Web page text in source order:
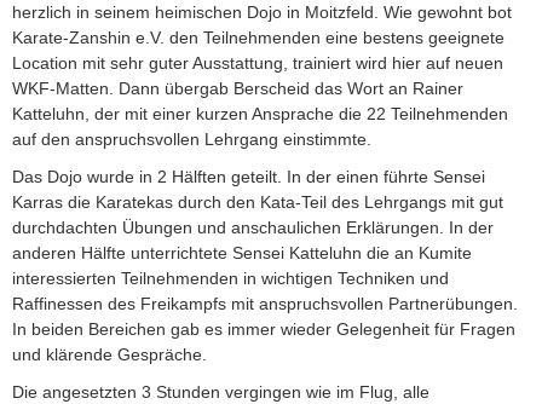
herzlich in seinem heimischen Dojo in Moitzfeld. Wie gewohnt bot
Karate-Zanshin e.V. den Teilnehmenden eine bestens geeignete
Location mit sehr guter Ausstattung, trainiert wird hier auf neuen
WKF-Matten. Dann übergab Berscheid das Wort an Rainer
Katteluhn, der mit einer kurzen Ansprache die 22 Teilnehmenden
auf den anspruchsvollen Lehrgang einstimmte.
Das Dojo wurde in 2 Hälften geteilt. In der einen führte Sensei
Karras die Karatekas durch den Kata-Teil des Lehrgangs mit gut
durchdachten Übungen und anschaulichen Erklärungen. In der
anderen Hälfte unterrichtete Sensei Katteluhn die an Kumite
interessierten Teilnehmenden in wichtigen Techniken und
Raffinessen des Freikampfs mit anspruchsvollen Partnerübungen.
In beiden Bereichen gab es immer wieder Gelegenheit für Fragen
und klärende Gespräche.
Die angesetzten 3 Stunden vergingen wie im Flug, alle